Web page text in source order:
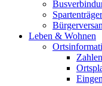
Spartenträger
Leben & Wohnen